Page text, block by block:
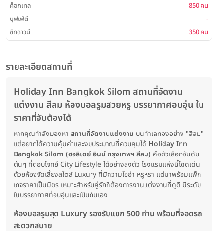
ค็อกเทล
850 คน
บุฟเฟ่ต์
-
ซิทดาวน์
350 คน
รายละเอียดสถานที่
Holiday Inn Bangkok Silom สถานที่จัดงาน
แต่งงาน สีลม ห้องบอลรูมสวยหรู บรรยากาศอบอุ่น ใน
ราคาที่จับต้องได้
หากคุณกำลังมองหา สถานที่จัดงานแต่งงาน บนทำเลทองอย่าง "สีลม"
แต่อยากได้ความคุ้มค่าและงบประมาณที่ควบคุมได้ Holiday Inn
Bangkok Silom (ฮอลิเดย์ อินน์ กรุงเทพฯ สีลม) คือตัวเลือกอันดับ
ต้นๆ ที่ตอบโจทย์ City Lifestyle ได้อย่างลงตัว โรงแรมแห่งนี้โดดเด่น
ด้วยห้องจัดเลี้ยงสไตล์ Luxury ที่มีความโอ่อ่า หรูหรา แต่มาพร้อมแพ็ก
เกจราคาเป็นมิตร เหมาะสำหรับคู่รักที่ต้องการงานแต่งงานที่ดูดี มีระดับ
ในบรรยากาศที่อบอุ่นและเป็นกันเอง
ห้องบอลรูมสุด Luxury รองรับแขก 500 ท่าน พร้อมที่จอดรถ
สะดวกสบาย